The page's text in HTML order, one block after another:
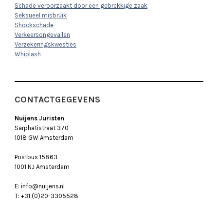
Schade veroorzaakt door een gebrekkige zaak
Seksueel misbruik
Shockschade
Verkeersongevallen
Verzekeringskwesties
Whiplash
CONTACTGEGEVENS
Nuijens Juristen
Sarphatistraat 370
1018 GW Amsterdam
Postbus 15863
1001 NJ Amsterdam
E: info@nuijens.nl
T: +31 (0)20-3305528